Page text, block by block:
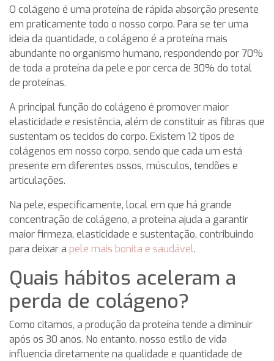
O colágeno é uma proteína de rápida absorção presente
em praticamente todo o nosso corpo. Para se ter uma
ideia da quantidade, o colágeno é a proteína mais
abundante no organismo humano, respondendo por 70%
de toda a proteína da pele e por cerca de 30% do total
de proteínas.
A principal função do colágeno é promover maior
elasticidade e resistência, além de constituir as fibras que
sustentam os tecidos do corpo. Existem 12 tipos de
colágenos em nosso corpo, sendo que cada um está
presente em diferentes ossos, músculos, tendões e
articulações.
Na pele, especificamente, local em que há grande
concentração de colágeno, a proteína ajuda a garantir
maior firmeza, elasticidade e sustentação, contribuindo
para deixar a pele mais bonita e saudável.
Quais hábitos aceleram a
perda de colágeno?
Como citamos, a produção da proteína tende a diminuir
após os 30 anos. No entanto, nosso estilo de vida
influencia diretamente na qualidade e quantidade de